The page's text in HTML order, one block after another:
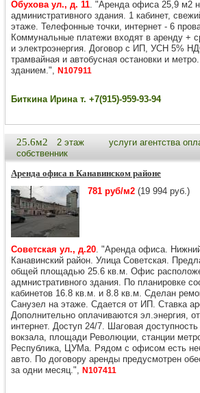
Обухова ул., д. 11. "Аренда офиса 25,9 м2
административного здания. 1 кабинет,
этаже. Телефонные точки, интернет - 6
Коммунальные платежи входят в аренду +
и электроэнергия. Договор с ИП, УСН 5%
трамвайная и автобусная остановки и
зданием.", N107911
Биткина Ирина т. +7(915)-959-93-94
25.6м2 2 этаж
услуги агентства
собственник
Аренда офиса в Канавинском районе
781 руб/м2 (19 994 руб.)
Советская ул., д.20. "Аренда офиса.
Канавинский район. Улица Советская.
общей площадью 25.6 кв.м. Офис
адмнистративного здания. По планировке
кабинетов 16.8 кв.м. и 8.8 кв.м. Сделан
Санузел на этаже. Сдается от ИП. Ставка
Дополнительно оплачиваются эл.энергия,
интернет. Доступ 24/7. Шаговая
вокзала, площади Революции, станции
Республика, ЦУМа. Рядом с офисом есть
авто. По договору аренды предусмотрен
за одни месяц.", N107411